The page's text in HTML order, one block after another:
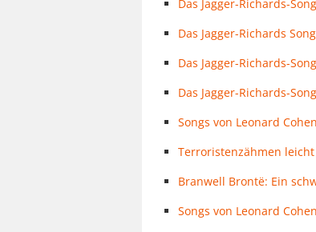
Das Jagger-Richards-
Das Jagger-Richards
Das Jagger-Richards-
Das Jagger-Richards-
Songs von Leonard
Terroristenzähmen
Branwell Brontë: Ein
Songs von Leonard